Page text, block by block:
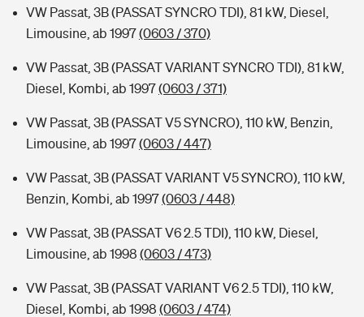
VW Passat, 3B (PASSAT SYNCRO TDI), 81 kW, Diesel,
Limousine, ab 1997(0603 / 370)
VW Passat, 3B (PASSAT VARIANT SYNCRO TDI), 81 kW,
Diesel, Kombi, ab 1997(0603 / 371)
VW Passat, 3B (PASSAT V5 SYNCRO), 110 kW, Benzin,
Limousine, ab 1997(0603 / 447)
VW Passat, 3B (PASSAT VARIANT V5 SYNCRO), 110 kW,
Benzin, Kombi, ab 1997(0603 / 448)
VW Passat, 3B (PASSAT V6 2.5 TDI), 110 kW, Diesel,
Limousine, ab 1998 (0603 / 473)
VW Passat, 3B (PASSAT VARIANT V6 2.5 TDI), 110 kW,
Diesel, Kombi, ab 1998 (0603 / 474)